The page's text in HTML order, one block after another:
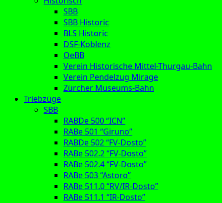
SBB
SBB Historic
BLS Historic
DSF-Koblenz
OeBB
Verein Historische Mittel-Thurgau-Bahn
Verein Pendelzug Mirage
Zürcher Museums-Bahn
Triebzüge
SBB
RABDe 500 “ICN”
RABe 501 “Giruno”
RABDe 502 “FV-Dosto”
RABe 502.2 “FV-Dosto”
RABe 502.4 “FV-Dosto”
RABe 503 “Astoro”
RABe 511.0 “RV/IR-Dosto”
RABe 511.1 “IR-Dosto”